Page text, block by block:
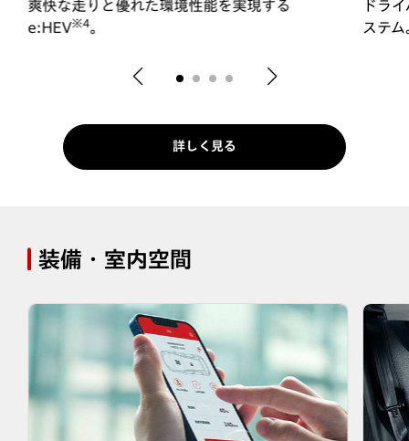
爽快な走りと優れた環境性能を実現する
e:HEV※4。
ドラ
ステム
詳しく見る
装備・室内空間